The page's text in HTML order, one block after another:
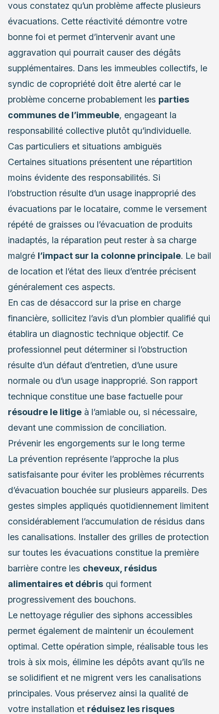
vous constatez qu’un problème affecte plusieurs
évacuations. Cette réactivité démontre votre
bonne foi et permet d’intervenir avant une
aggravation qui pourrait causer des dégâts
supplémentaires. Dans les immeubles collectifs, le
syndic de copropriété doit être alerté car le
problème concerne probablement les parties
communes de l’immeuble, engageant la
responsabilité collective plutôt qu’individuelle.
Cas particuliers et situations ambiguës
Certaines situations présentent une répartition
moins évidente des responsabilités. Si
l’obstruction résulte d’un usage inapproprié des
évacuations par le locataire, comme le versement
répété de graisses ou l’évacuation de produits
inadaptés, la réparation peut rester à sa charge
malgré l’impact sur la colonne principale. Le bail
de location et l’état des lieux d’entrée précisent
généralement ces aspects.
En cas de désaccord sur la prise en charge
financière, sollicitez l’avis d’un plombier qualifié qui
établira un diagnostic technique objectif. Ce
professionnel peut déterminer si l’obstruction
résulte d’un défaut d’entretien, d’une usure
normale ou d’un usage inapproprié. Son rapport
technique constitue une base factuelle pour
résoudre le litige à l’amiable ou, si nécessaire,
devant une commission de conciliation.
Prévenir les engorgements sur le long terme
La prévention représente l’approche la plus
satisfaisante pour éviter les problèmes récurrents
d’évacuation bouchée sur plusieurs appareils. Des
gestes simples appliqués quotidiennement limitent
considérablement l’accumulation de résidus dans
les canalisations. Installer des grilles de protection
sur toutes les évacuations constitue la première
barrière contre les cheveux, résidus
alimentaires et débris qui forment
progressivement des bouchons.
Le nettoyage régulier des siphons accessibles
permet également de maintenir un écoulement
optimal. Cette opération simple, réalisable tous les
trois à six mois, élimine les dépôts avant qu’ils ne
se solidifient et ne migrent vers les canalisations
principales. Vous préservez ainsi la qualité de
votre installation et réduisez les risques